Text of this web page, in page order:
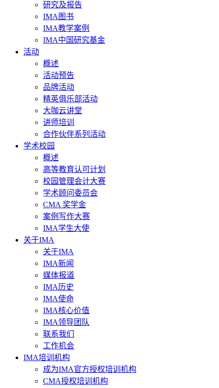
研究及报告
IMA图书
IMA教学案例
IMA中国研究基金
活动
概述
活动预告
品牌活动
精英俱乐部活动
大咖云讲堂
讲师培训
合作伙伴系列活动
学术校园
概述
高等教育认可计划
校园管理会计大赛
学术顾问委员会
CMA 奖学金
案例写作大赛
IMA学生大使
关于IMA
关于IMA
IMA新闻
媒体报道
IMA历史
IMA使命
IMA核心价值
IMA领导团队
联系我们
工作机会
IMA培训机构
成为IMA官方授权培训机构
CMA授权培训机构